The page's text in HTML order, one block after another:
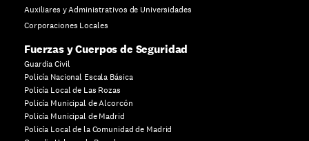
Auxiliares y Administrativos de Universidades
Corporaciones Locales
Fuerzas y Cuerpos de Seguridad
Guardia Civil
Policía Nacional Escala Básica
Policía Local de Las Rozas
Policía Municipal de Alcorcón
Policía Municipal de Madrid
Policía Local de la Comunidad de Madrid